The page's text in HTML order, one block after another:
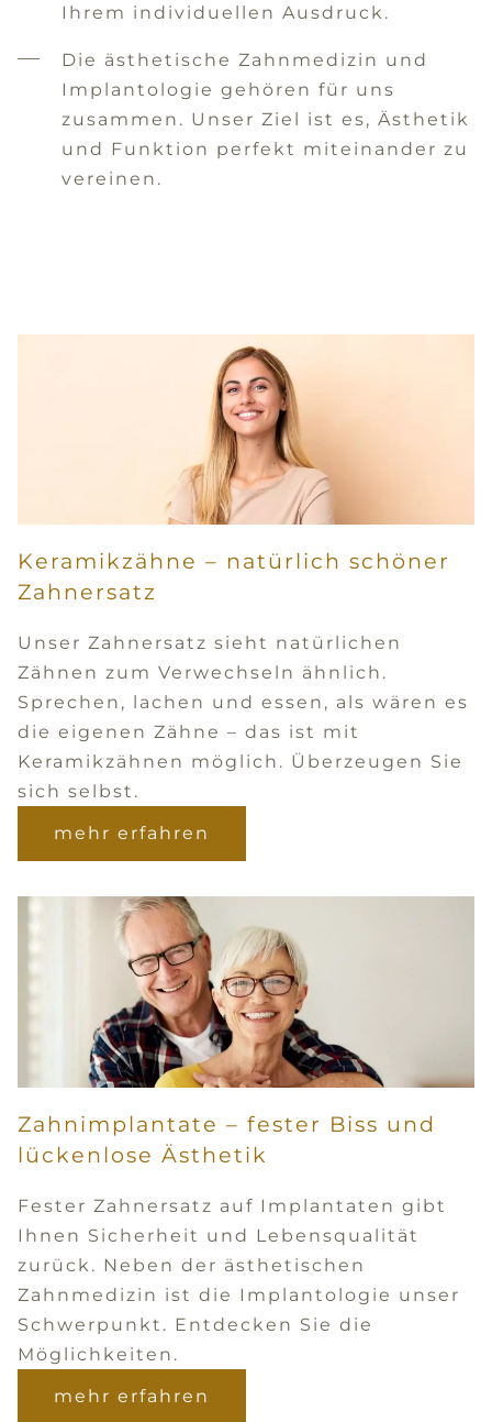
Ihrem individuellen Ausdruck.
Die ästhetische Zahnmedizin und
Implantologie gehören für uns
zusammen. Unser Ziel ist es, Ästhetik
und Funktion perfekt miteinander zu
vereinen.
Keramikzähne – natürlich schöner
Zahnersatz
Unser Zahnersatz sieht natürlichen
Zähnen zum Verwechseln ähnlich.
Sprechen, lachen und essen, als wären es
die eigenen Zähne – das ist mit
Keramikzähnen möglich. Überzeugen Sie
sich selbst.
mehr erfahren
Zahnimplantate – fester Biss und
lückenlose Ästhetik
Fester Zahnersatz auf Implantaten gibt
Ihnen Sicherheit und Lebensqualität
zurück. Neben der ästhetischen
Zahnmedizin ist die Implantologie unser
Schwerpunkt. Entdecken Sie die
Möglichkeiten.
mehr erfahren